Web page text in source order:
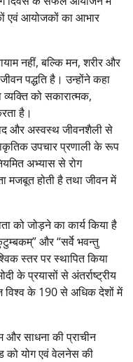
एवं आयोजकों का आभार
नहीं, बल्कि मन, शरीर और
पद्धति है। उन्होंने कहा
को सकारात्मक,
है।
और अस्वस्थ जीवनशैली से
उपचार प्रणाली के रूप
अभ्यास से रोग
मजबूत होती है तथा जीवन में
को जोड़ने का कार्य किया है
और “सर्वे भवन्तु
स्तर पर स्थापित किया
के प्रयासों से अंतर्राष्ट्रीय
विश्व के 190 से अधिक देशों में
और साधना की प्राचीन
को योग एवं वेलनेस की